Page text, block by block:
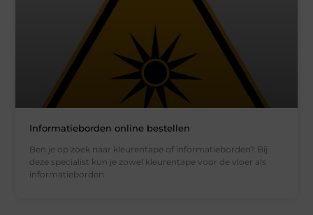
Informatieborden online bestellen
Ben je op zoek naar kleurentape of informatieborden? Bij
deze specialist kun je zowel kleurentape voor de vloer als
informatieborden